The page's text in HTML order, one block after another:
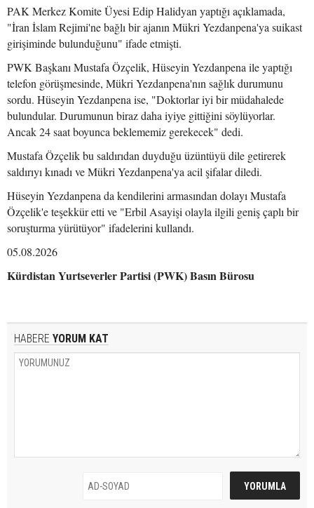
PAK Merkez Komite Üyesi Edip Halidyan yaptığı açıklamada,
"İran İslam Rejimi'ne bağlı bir ajanın Mükri Yezdanpena'ya suikast
girişiminde bulunduğunu" ifade etmişti.
PWK Başkanı Mustafa Özçelik, Hüseyin Yezdanpena ile yaptığı
telefon görüşmesinde, Mükri Yezdanpena'nın sağlık durumunu
sordu. Hüseyin Yezdanpena ise, "Doktorlar iyi bir müdahalede
bulundular. Durumunun biraz daha iyiye gittiğini söylüyorlar.
Ancak 24 saat boyunca beklememiz gerekecek" dedi.
Mustafa Özçelik bu saldırıdan duyduğu üzüntüyü dile getirerek
saldırıyı kınadı ve Mükri Yezdanpena'ya acil şifalar diledi.
Hüseyin Yezdanpena da kendilerini armasından dolayı Mustafa
Özçelik'e teşekkür etti ve "Erbil Asayişi olayla ilgili geniş çaplı bir
soruşturma yürütüyor" ifadelerini kullandı.
05.08.2026
Kürdistan Yurtseverler Partisi (PWK) Basın Bürosu
HABERE YORUM KAT